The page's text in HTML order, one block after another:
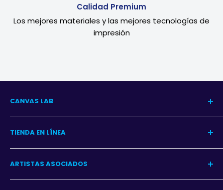
Calidad Premium
Los mejores materiales y las mejores tecnologías de
impresión
CANVAS LAB
Nuestra Historia
Blog del Arte
Blog Decoración
Contacto
TIENDA EN LÍNEA
Centro de Ayuda
Garantía
ARTISTAS ASOCIADOS
Programa